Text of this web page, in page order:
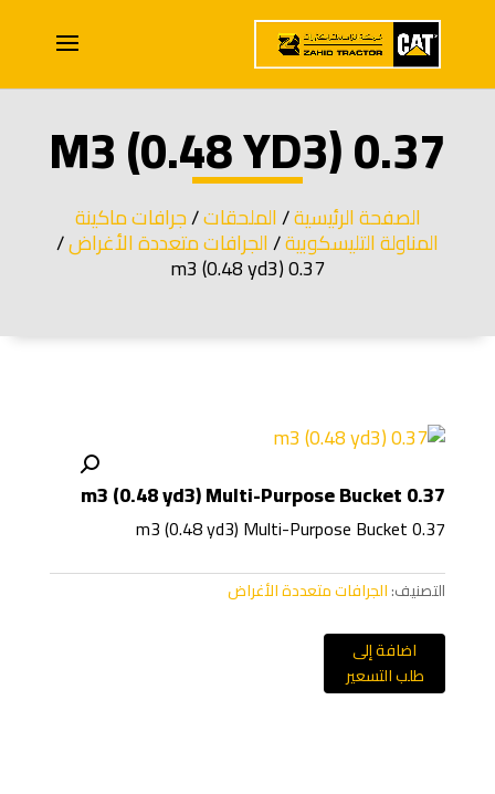
0.37 M3 (0.48 YD3)
الصفحة الرئيسية/الملحقات/جرافات ماكينة
المناولة التليسكوبية/الجرافات متعددة الأغراض/
0.37 m3 (0.48 yd3)
0.37 m3 (0.48 yd3) Multi-Purpose Bucket
0.37 m3 (0.48 yd3) Multi-Purpose Bucket
التصنيف:الجرافات متعددة الأغراض
اضافة إلى
طلب التسعير